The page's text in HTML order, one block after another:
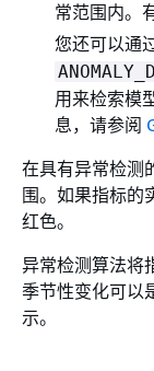
常范围内。
您还可以通
用来检索模
息，请参阅
在具有异常检测
围。如果指标的
红色。
异常检测算法将
季节性变化可以
示。